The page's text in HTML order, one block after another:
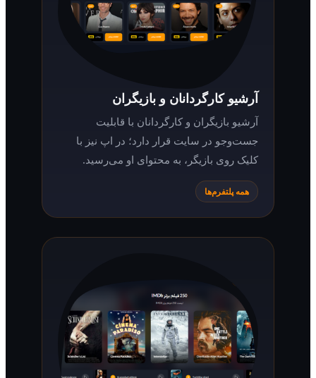
آرشیو کارگردانان و بازیگران
آرشیو بازیگران و کارگردانان با قابلیت
جست‌وجو در سایت قرار دارد؛ در اپ نیز با
کلیک روی بازیگر، به محتوای او می‌رسید.
همه پلتفرم‌ها